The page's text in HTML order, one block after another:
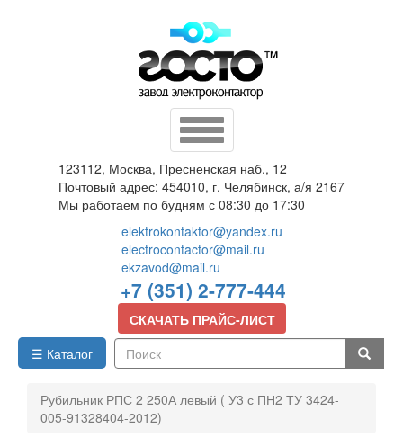
Toggle
navigation
123112, Москва, Пресненская наб., 12
Почтовый адрес: 454010, г. Челябинск, а/я 2167
Мы работаем по будням с 08:30 до 17:30
elektrokontaktor@yandex.ru
electrocontactor@mail.ru
ekzavod@mail.ru
+7 (351) 2-777-444
СКАЧАТЬ ПРАЙС-ЛИСТ
☰ Каталог
Рубильник РПС 2 250А левый ( У3 с ПН2 ТУ 3424-
005-91328404-2012)